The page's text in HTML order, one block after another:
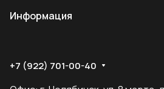
Информация
+7 (922) 701-00-40